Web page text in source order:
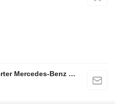
Stefan Ebert GmbH - Autorisierter Mercedes-Benz Servicepartner